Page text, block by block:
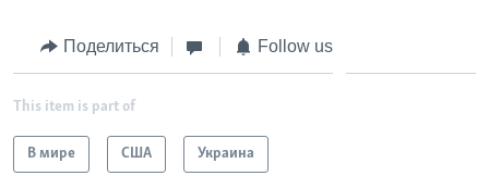
Поделиться Follow us
This item is part of
В мире США Украина